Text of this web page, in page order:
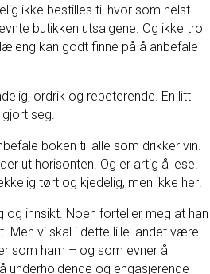
ikke bestilles til hvor som helst.
butikken utsalgene. Og ikke tro
kan godt finne på å anbefale
ordrik og repeterende. En litt
seg.
boken til alle som drikker vin.
ut horisonten. Og er artig å lese.
tørt og kjedelig, men ikke her!
innsikt. Noen forteller meg at han
Men vi skal i dette lille landet være
som ham – og som evner å
underholdende og engasjerende